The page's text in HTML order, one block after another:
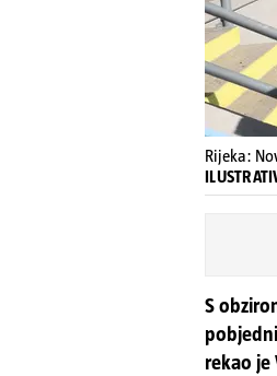
Rijeka:
S
rekao je